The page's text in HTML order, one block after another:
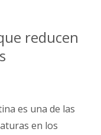
reducen
es una de las
en los